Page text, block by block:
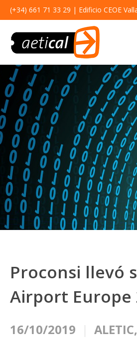
(+34) 661 71 33 29 | Edificio CEOE
Proconsi llevó
Airport Europe
16/10/2019 ALETIC,